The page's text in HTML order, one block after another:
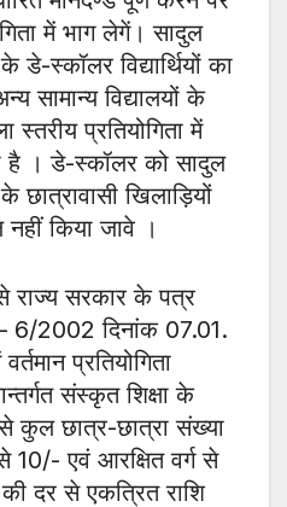
में भाग लेगें। सादुल
डे-स्कॉलर विद्यार्थियों का
विद्यालयों के
स्तरीय प्रतियोगिता में
है । डे-स्कॉलर को सादुल
छात्रावासी खिलाड़ियों
किया जावे ।
सरकार के पत्र
6/2002 दिनांक 07.01.
प्रतियोगिता
संस्कृत शिक्षा के
कुल छात्र-छात्रा संख्या
10/- एवं आरक्षित वर्ग से
दर से एकत्रित राशि